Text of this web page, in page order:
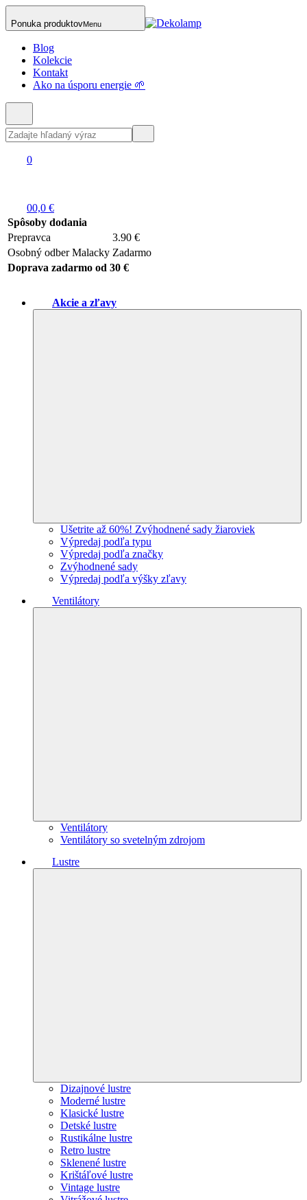
Ponuka produktovMenu
Blog
Kolekcie
Kontakt
Ako na úsporu energie 🌱
0
00,0 €
Spôsoby dodania
Prepravca
3.90 €
Osobný odber Malacky Zadarmo
Doprava zadarmo od 30 €
Akcie a zľavy
Ušetrite až 60%! Zvýhodnené sady žiaroviek
Výpredaj podľa typu
Výpredaj podľa značky
Zvýhodnené sady
Výpredaj podľa výšky zľavy
Ventilátory
Ventilátory
Ventilátory so svetelným zdrojom
Lustre
Dizajnové lustre
Moderné lustre
Klasické lustre
Detské lustre
Rustikálne lustre
Retro lustre
Sklenené lustre
Krištáľové lustre
Vintage lustre